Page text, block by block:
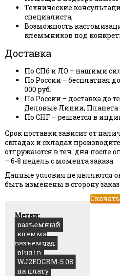
Технические
специалиста;
Возможность
клеммников под
Доставка
По СПб и ЛО – нашими
По России – бесплатная
000 руб.
По России – доставка до
Деловые Линии, Планета
По СНГ – решается в
Срок поставки зависит от
складах и складах
отгружаются в теч. дня после
– 6-8 недель с момента заказа.
Данные условия не являются
быть изменены в сторону
Метки:
разъемный
клемма
разъемная
plug in
WJ2EDGBM-5.08
на плату